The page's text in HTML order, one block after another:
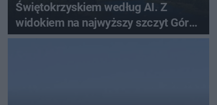
Świętokrzyskiem według AI. Z
widokiem na najwyższy szczyt Gór
Świętokrzyskich